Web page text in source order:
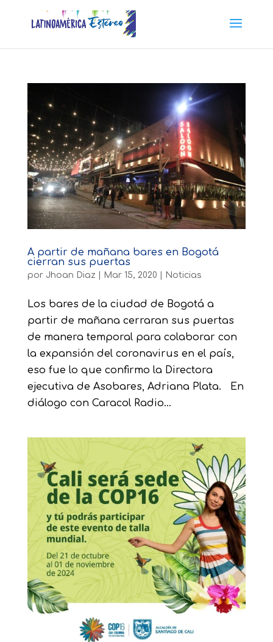
A partir de mañana bares en Bogotá
cierran sus puertas
por Jhoan Diaz Mar 15, 2020 Noticias
Los bares de la ciudad de Bogotá a
partir de mañana cerraran sus puertas
de manera temporal para colaborar con
la expansión del coronavirus en el país,
eso fue lo que confirmo la Directora
ejecutiva de Asobares, Adriana Plata. En
diálogo con Caracol Radio...